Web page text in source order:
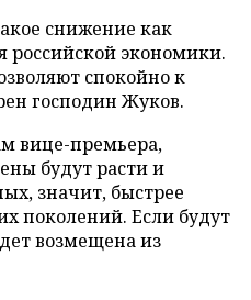
снижение как
российской экономики.
спокойно к
господин Жуков.
вице-премьера,
будут расти и
значит, быстрее
поколений. Если будут
возмещена из